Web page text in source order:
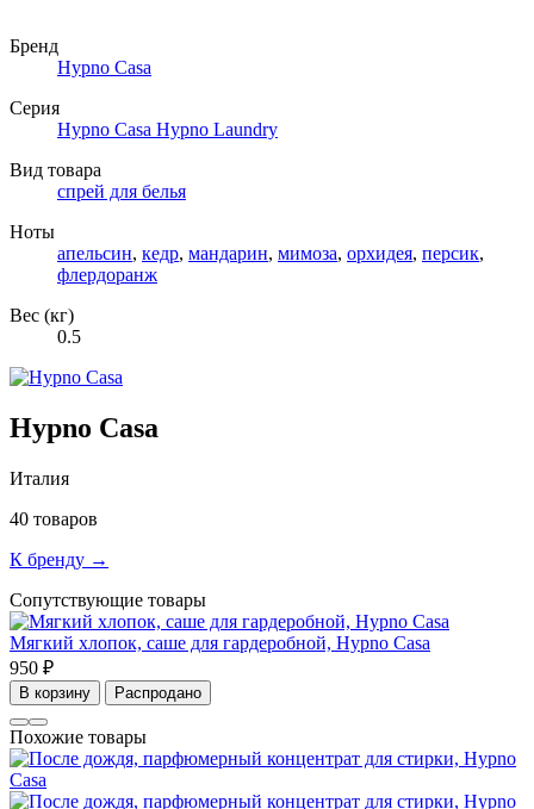
Бренд
Hypno Casa
Серия
Hypno Casa Hypno Laundry
Вид товара
спрей для белья
Ноты
апельсин, кедр, мандарин, мимоза, орхидея, персик,
флердоранж
Вес (кг)
0.5
Hypno Casa
Италия
40 товаров
К бренду →
Сопутствующие товары
Мягкий хлопок, саше для гардеробной, Hypno Casa
950 ₽
В корзину Распродано
Похожие товары